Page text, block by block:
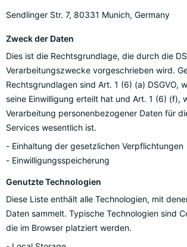
Sendlinger Str. 7, 80331 Munich, Germany
Zweck der Daten
Dies ist die Rechtsgrundlage, die durch die
Verarbeitungszwecke vorgeschrieben wird.
Rechtsgrundlagen sind Art. 1 (6) (a) DSGVO,
seine Einwilligung erteilt hat und Art. 1 (6) (f),
Verarbeitung personenbezogener Daten für
Services wesentlich ist.
Einhaltung der gesetzlichen Verpflichtungen
Einwilligungsspeicherung
Genutzte Technologien
Diese Liste enthält alle Technologien, mit
Daten sammelt. Typische Technologien sind
die im Browser platziert werden.